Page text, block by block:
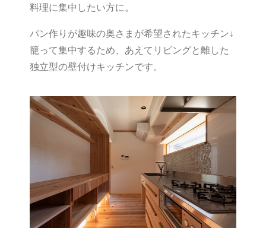
料理に集中したい方に。
パン作りが趣味の奥さまが希望されたキッチン↓
籠って集中するため、あえてリビングと離した
独立型の壁付けキッチンです。